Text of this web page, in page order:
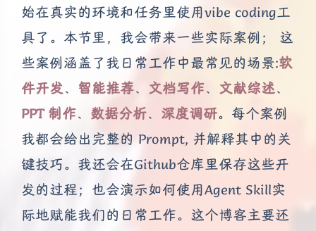
始在真实的环境和任务里使用vibe coding工
具了。本节里，我会带来一些实际案例； 这
些案例涵盖了我日常工作中最常见的场景:软
件开发、 智能推荐、 文档写作、 文献综述、
PPT 制作、 数据分析、 深度调研。每个案例
我都会给出完整的 Prompt, 并解释其中的关
键技巧。我还会在Github仓库里保存这些开
发的过程；也会演示如何使用Agent Skill实
际地赋能我们的日常工作。这个博客主要还